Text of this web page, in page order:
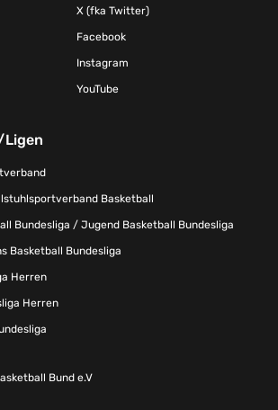
X (fka Twitter)
Facebook
Instagram
YouTube
Ligen
Basketball
Bundesliga / Jugend Basketball Bundesliga
Basketball Bundesliga
Herren
Herren
Bund e.V